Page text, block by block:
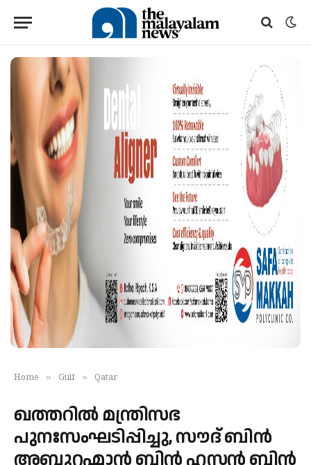
Home » Gulf » Qatar
ഖത്തറില്‍ മന്ത്രിസഭ
പുനഃസംഘടിപ്പിച്ചു, സൗദ് ബിന്‍
അബ്ദുറഹ്മാന്‍ ബിന്‍ ഹസന്‍ ബിന്‍